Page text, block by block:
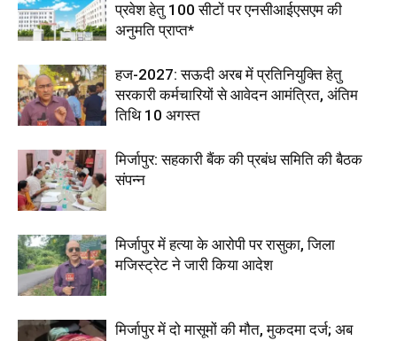
प्रवेश हेतु 100 सीटों पर एनसीआईएसएम की
अनुमति प्राप्त*
हज-2027: सऊदी अरब में प्रतिनियुक्ति हेतु
सरकारी कर्मचारियों से आवेदन आमंत्रित, अंतिम
तिथि 10 अगस्त
मिर्जापुर: सहकारी बैंक की प्रबंध समिति की बैठक
संपन्न
मिर्जापुर में हत्या के आरोपी पर रासुका, जिला
मजिस्ट्रेट ने जारी किया आदेश
मिर्जापुर में दो मासूमों की मौत, मुकदमा दर्ज; अब